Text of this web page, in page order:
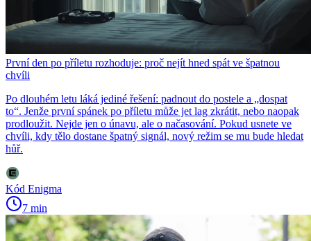
První den po příletu rozhoduje: proč nejít hned spát ve špatnou
chvíli
Po dlouhém letu láká jediné řešení: padnout do postele a „dospat
to“. Jenže první spánek po příletu může jet lag zkrátit, nebo naopak
prodloužit. Nejde jen o únavu, ale o načasování. Pokud usnete ve
chvíli, kdy tělo dostane špatný signál, nový režim se mu bude hledat
hůř.
Kód Enigma
7 min